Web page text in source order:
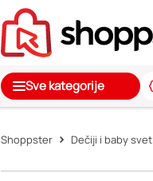
Sve kategorije
Shoppster Dečiji i baby svet